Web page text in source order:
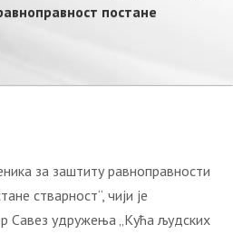
пoстaнe
зa зaштиту рaвнoпрaвнoсти
ствaрнoст“, чиjи je
Сaвeз удружeњa „Кућa људских